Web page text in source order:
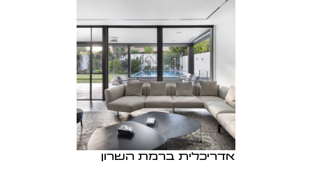
אדריכלית ברמת השרון